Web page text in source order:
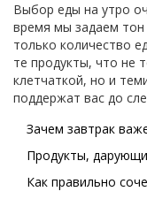
Выбор еды на утро
время мы задаем тон
только количество
те продукты, что не
клетчаткой, но и
поддержат вас до
Зачем завтрак
Продукты,
Как правильно